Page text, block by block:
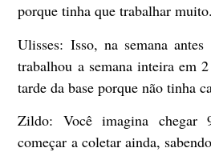
porque tinha que trabalhar muito.
Ulisses: Isso, na semana
trabalhou a semana inteira em
tarde da base porque não tinha
Zildo: Você imagina chegar
começar a coletar ainda,